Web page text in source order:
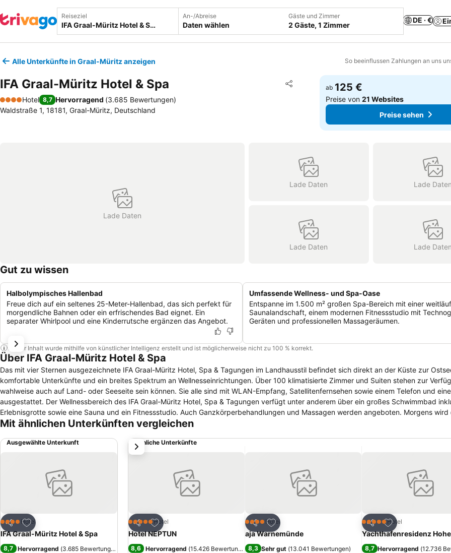
Reiseziel An-/Abreise
Daten wählen
Gäste und Zimmer
2 Gäste, 1 Zimmer
DE · €
Alle Unterkünfte in Graal-Müritz anzeigen So beeinflussen Zahlungen an uns
IFA Graal-Müritz Hotel & Spa Teilen
Zu Favoriten hinzufügen
4 Sterne
Hotel 8,7 Hervorragend (3.685 Bewertungen)
Waldstraße 1, 18181, Graal-Müritz, Deutschland
ab 125 €
Preise von21 Websites
Preise sehen
Lade Daten
Lade Daten Lade Daten
Lade Daten Lade Daten
Gut zu wissen
Halbolympisches Hallenbad
Freue dich auf ein seltenes 25-Meter-Hallenbad, das sich perfekt für
morgendliche Bahnen oder ein erfrischendes Bad eignet. Ein
separater Whirlpool und eine Kinderrutsche ergänzen das Angebot.
Umfassende Wellness- und Spa-Oase
Entspanne im 1.500 m² großen Spa-Bereich mit einer
Saunalandschaft, einem modernen Fitnessstudio mit
Geräten und professionellen Massageräumen.
Dieser Inhalt wurde mithilfe von künstlicher Intelligenz erstellt und ist möglicherweise nicht zu 100 % korrekt.
Über IFA Graal-Müritz Hotel & Spa
Das mit vier Sternen ausgezeichnete IFA Graal-Müritz Hotel, Spa & Tagungen im Landhausstil befindet sich direkt an der Küste zur
komfortable Unterkünfte und ein breites Spektrum an Wellnesseinrichtungen. Über 100 klimatisierte Zimmer und Suiten stehen zur Verfügung, welche
wahlweise auch auf Land- oder Seeseite sein können. Sie alle sind mit WLAN-Empfang, Satellitenfernsehen sowie einem Telefon und
ausgestattet. Der Wellnessbereich des IFA Graal-Müritz Hotel, Spa & Tagungen verfügt unter anderem über ein großes Schwimmbad inklusive
Erlebnisgrotte sowie eine Sauna und ein Fitnessstudio. Auch Ganzkörperbehandlungen und Massagen werden angeboten. Morgens wird den Gästen
im hoteleigenen Restaurant Orangerie ein Frühstücksbuffet zur Stärkung geboten. Abend stehen Menüs mit mehreren Gängen zur
daneben gelegene Rhododendronpark befinden sich in etwa 15 Gehminuten Entfernung vom IFA Graal-Müritz Hotel, Spa & Tagungen
Mit ähnlichen Unterkünften vergleichen
Ausgewählte Unterkunft
Teilen
Zu Favoriten hinzufügen
4 SterneHotel
IFA Graal-Müritz Hotel & Spa
8,7 Hervorragend (3.685 Bewertungen
Ähnliche Unterkünfte
Teilen
Zu Favoriten hinzufügen
5 Sterne Hotel
Hotel NEPTUN
8,6 Hervorragend (15.426 Bewertungen)
Teilen
Zu Favoriten hinzufügen
4 SterneHotel
aja Warnemünde
8,3 Sehr gut (13.041 Bewertungen)
Teilen
Zu Favoriten
5 Sterne Hotel
Yachthafenresidenz
8,7 Hervorragend (12.736
weiter